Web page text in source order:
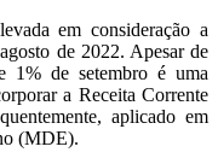
em consideração a
de 2022. Apesar de
1% de setembro é uma
a Receita Corrente
aplicado em
(MDE).